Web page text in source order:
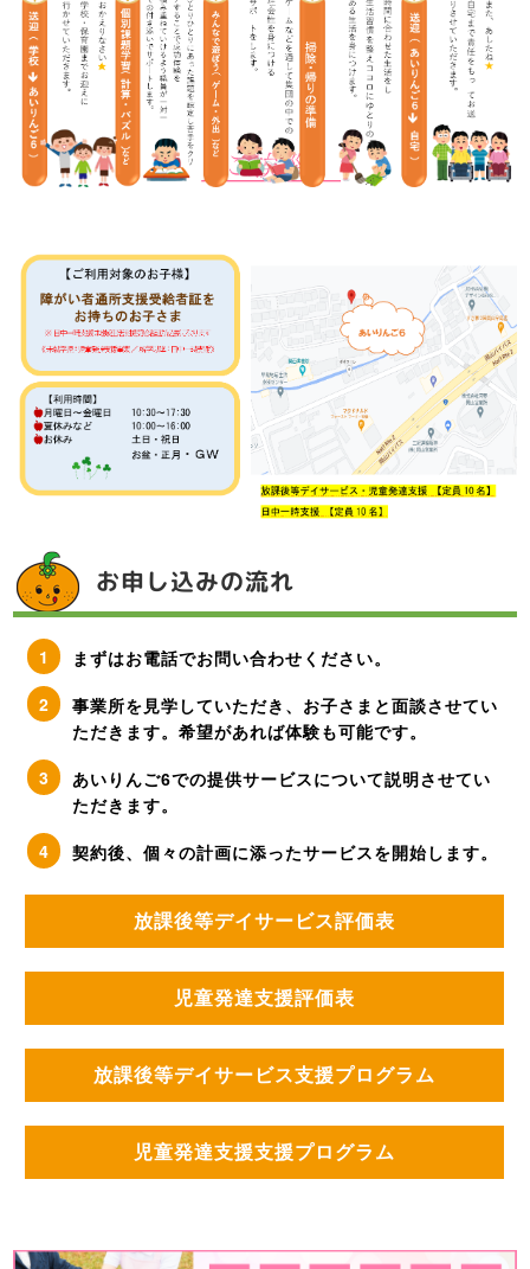
お申し込みの流れ
まずはお電話でお問い合わせください。
事業所を見学していただき、お子さまと面談させてい
ただきます。希望があれば体験も可能です。
あいりんご6での提供サービスについて説明させてい
ただきます。
契約後、個々の計画に添ったサービスを開始します。
放課後等デイサービス評価表
児童発達支援評価表
放課後等デイサービス支援プログラム
児童発達支援支援プログラム